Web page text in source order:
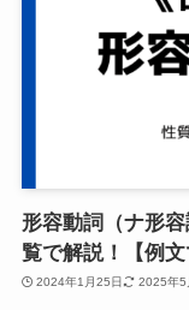
形容動詞（ナ形
覧で解説！【例文
2024年1月25日 2025年5